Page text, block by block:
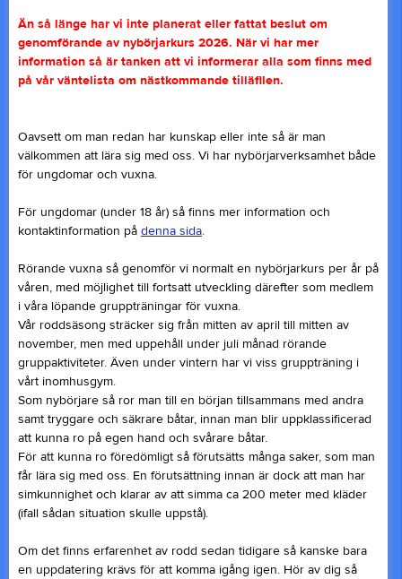
Än så länge har vi inte planerat eller fattat beslut om
genomförande av nybörjarkurs 2026. När vi har mer
information så är tanken att vi informerar alla som finns med
på vår väntelista om nästkommande tilläfllen.
Oavsett om man redan har kunskap eller inte så är man
välkommen att lära sig med oss. Vi har nybörjarverksamhet både
för ungdomar och vuxna.
För ungdomar (under 18 år) så finns mer information och
kontaktinformation på denna sida.
Rörande vuxna så genomför vi normalt en nybörjarkurs per år på
våren, med möjlighet till fortsatt utveckling därefter som medlem
i våra löpande gruppträningar för vuxna.
Vår roddsäsong sträcker sig från mitten av april till mitten av
november, men med uppehåll under juli månad rörande
gruppaktiviteter. Även under vintern har vi viss gruppträning i
vårt inomhusgym.
Som nybörjare så ror man till en början tillsammans med andra
samt tryggare och säkrare båtar, innan man blir uppklassificerad
att kunna ro på egen hand och svårare båtar.
För att kunna ro föredömligt så förutsätts många saker, som man
får lära sig med oss. En förutsättning innan är dock att man har
simkunnighet och klarar av att simma ca 200 meter med kläder
(ifall sådan situation skulle uppstå).
Om det finns erfarenhet av rodd sedan tidigare så kanske bara
en uppdatering krävs för att komma igång igen. Hör av dig så